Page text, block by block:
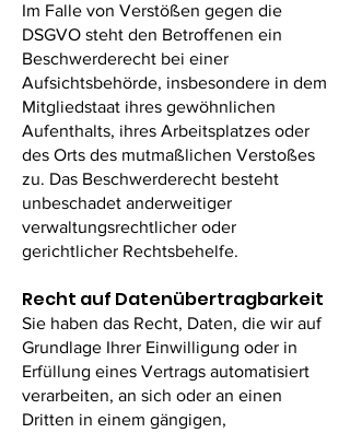
Im Falle von Verstößen gegen die
DSGVO steht den Betroffenen ein
Beschwerderecht bei einer
Aufsichtsbehörde, insbesondere in dem
Mitgliedstaat ihres gewöhnlichen
Aufenthalts, ihres Arbeitsplatzes oder
des Orts des mutmaßlichen Verstoßes
zu. Das Beschwerderecht besteht
unbeschadet anderweitiger
verwaltungsrechtlicher oder
gerichtlicher Rechtsbehelfe.
Recht auf Daten­übertrag­barkeit
Sie haben das Recht, Daten, die wir auf
Grundlage Ihrer Einwilligung oder in
Erfüllung eines Vertrags automatisiert
verarbeiten, an sich oder an einen
Dritten in einem gängigen,